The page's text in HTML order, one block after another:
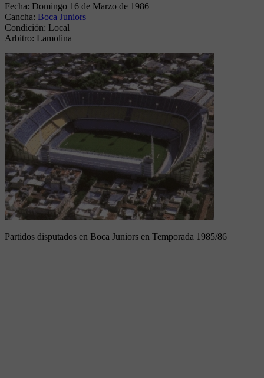
Fecha: Domingo 16 de Marzo de 1986
Cancha: Boca Juniors
Condición: Local
Arbitro: Lamolina
Partidos disputados en Boca Juniors en Temporada 1985/86